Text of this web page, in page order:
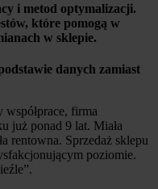
i metod optymalizacji.
które pomogą w
w sklepie.
danych zamiast
firma
już ponad 9 lat. Miała
rentowna. Sprzedaż sklepu
poziomie.